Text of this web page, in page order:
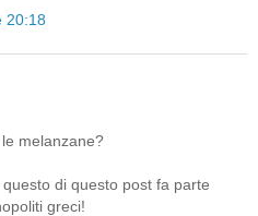
20:18
melanzane?
di questo post fa parte
greci!